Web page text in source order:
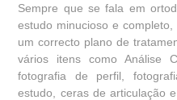
Sempre que se fala em
estudo minucioso e
um correcto plano de
vários itens como Análise
fotografia de perfil,
estudo, ceras de articulação